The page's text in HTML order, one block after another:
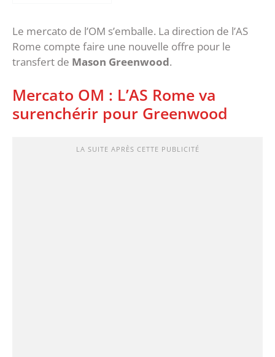
Le mercato de l’OM s’emballe. La direction de l’AS
Rome compte faire une nouvelle offre pour le
transfert de Mason Greenwood.
Mercato OM : L’AS Rome va
surenchérir pour Greenwood
LA SUITE APRÈS CETTE PUBLICITÉ